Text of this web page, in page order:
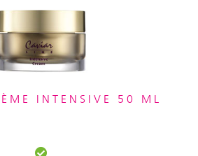
INTENSIVE 50 ML